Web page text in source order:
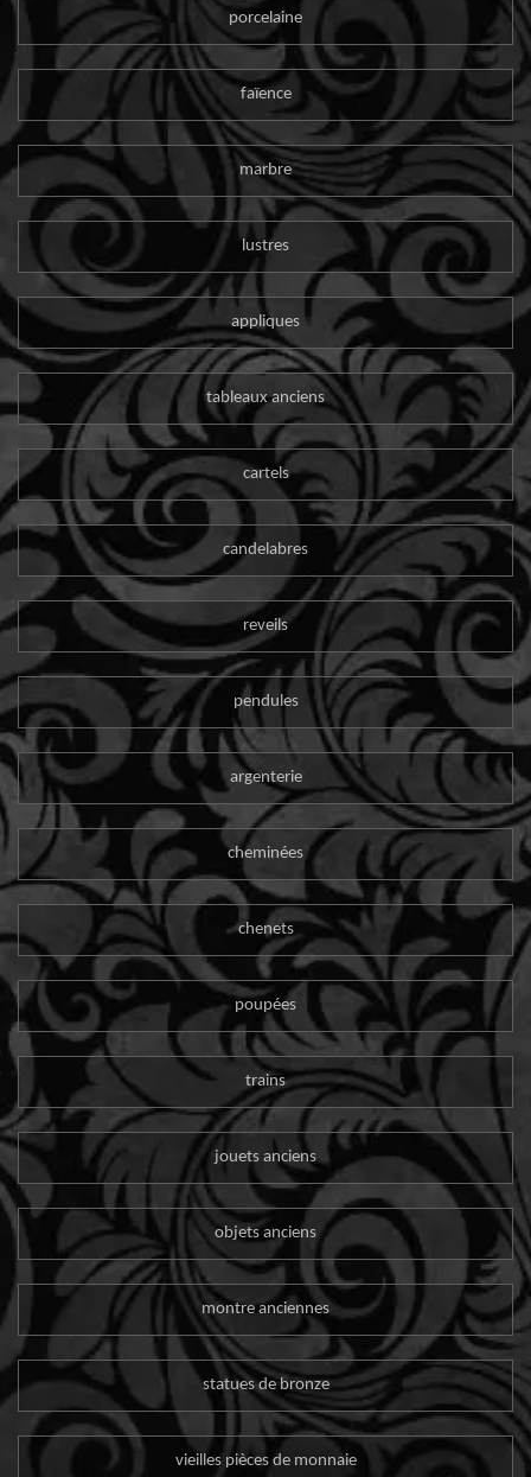
porcelaine
faïence
marbre
lustres
appliques
tableaux anciens
cartels
candelabres
reveils
pendules
argenterie
cheminées
chenets
poupées
trains
jouets anciens
objets anciens
montre anciennes
statues de bronze
vieilles pièces de monnaie